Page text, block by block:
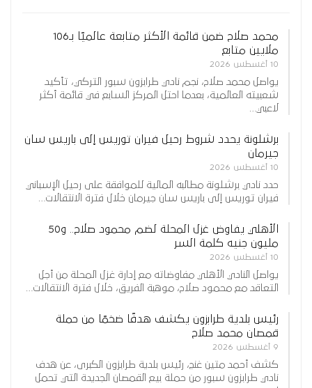
محمد صلاح ضمن قائمة الأكثر متابعة عالميًا بـ106
ملايين متابع
10 أغسطس 2026
يواصل محمد صلاح، نجم نادي طرابزون سبور التركي، تأكيد
شعبيته العالمية، بعدما احتل المركز السابع في قائمة أكثر
لاعبي…
برشلونة يحدد شروط رحيل فيران توريس إلى باريس سان
جيرمان
10 أغسطس 2026
حدد نادي برشلونة مطالبه المالية للموافقة على رحيل الإسباني
فيران توريس إلى باريس سان جيرمان خلال فترة الانتقالات…
الأهلي يفاوض غزل المحلة لضم محمود صلاح.. و50
مليون جنيه كلمة السر
10 أغسطس 2026
يواصل النادي الأهلي مفاوضاته مع إدارة غزل المحلة من أجل
التعاقد مع محمود صلاح، موهبة الفريق، خلال فترة الانتقالات…
رئيس بلدية طرابزون يكشف هدفًا ضخمًا من حملة
قمصان محمد صلاح
9 أغسطس 2026
كشف أحمد متين غنج، رئيس بلدية طرابزون الكبرى، عن هدف
نادي طرابزون سبور من حملة بيع القمصان الجديدة التي تحمل